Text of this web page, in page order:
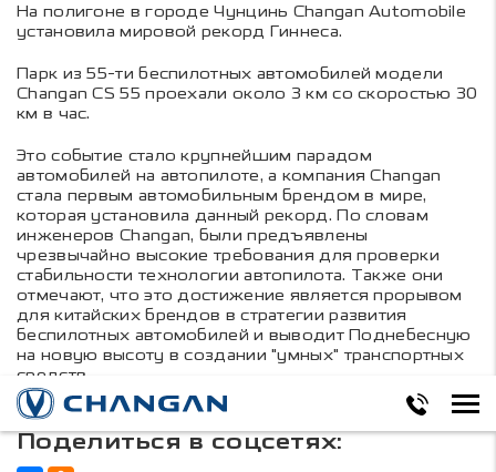
На полигоне в городе Чунцинь Changan Automobile
установила мировой рекорд Гиннеса.
Парк из 55-ти беспилотных автомобилей модели
Changan CS 55 проехали около 3 км со скоростью 30
км в час.
Это событие стало крупнейшим парадом
автомобилей на автопилоте, а компания Changan
стала первым автомобильным брендом в мире,
которая установила данный рекорд. По словам
инженеров Changan, были предъявлены
чрезвычайно высокие требования для проверки
стабильности технологии автопилота. Также они
отмечают, что это достижение является прорывом
для китайских брендов в стратегии развития
беспилотных автомобилей и выводит Поднебесную
на новую высоту в создании "умных" транспортных
средств.
Поделиться в соцсетях: